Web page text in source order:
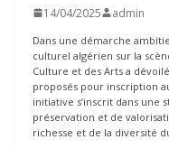
14/04/2025 admin
Dans une démarche
culturel algérien sur la
Culture et des Arts a
proposés pour inscription
initiative s’inscrit dans une
préservation et de
richesse et de la diversité